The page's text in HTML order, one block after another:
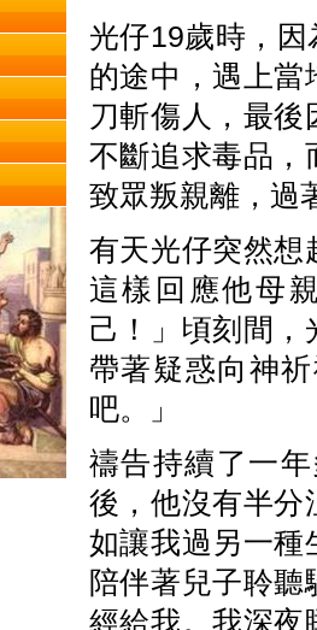
光仔19歲時，
的途中，遇上當
刀斬傷人，最
不斷追求毒品，
致眾叛親離，過
有天光仔突然想
這樣回應他母
己！」頃刻間，
帶著疑惑向神
吧。」
禱告持續了一
後，他沒有半分
如讓我過另一種
陪伴著兒子聆
經給我。我深夜